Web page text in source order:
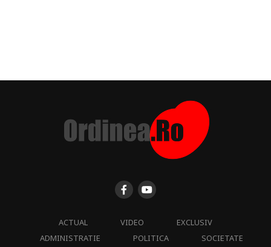
ACTUAL VIDEO
EXCLUSIV
ADMINISTRATIE
POLITICA
SOCIETATE